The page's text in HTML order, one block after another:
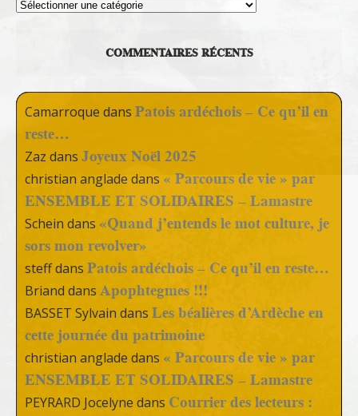
COMMENTAIRES RÉCENTS
Camarroque dans Patois ardéchois – Ce qu’il en
reste…
Zaz dans Joyeux Noël 2025
christian anglade dans « Parcours de vie » par
ENSEMBLE ET SOLIDAIRES – Lamastre
Schein dans «Quand j’entends le mot culture, je
sors mon revolver»
steffdans Patois ardéchois – Ce qu’il en reste…
Briand dans Apophtegmes !!!
BASSET Sylvain dans Les béalières d’Ardèche en
cette journée du patrimoine
christian anglade dans « Parcours de vie » par
ENSEMBLE ET SOLIDAIRES – Lamastre
PEYRARD Jocelyne dans Courrier des lecteurs :